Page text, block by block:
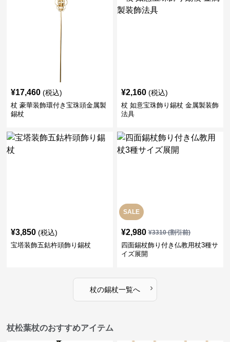
¥17,460 (税込)
杖 豪華装飾環付き宝珠頭金属製
錫杖
¥2,160 (税込)
杖 如意宝珠飾り錫杖 金属製装飾
法具
¥3,850 (税込)
宝塔装飾五鈷杵頭飾り錫杖
SALE
¥2,980 ¥3310(割引前)
四面錫杖飾り付き仏教用杖3種サ
イズ展開
杖の錫杖一覧へ ›
杖松葉杖のおすすめアイテム